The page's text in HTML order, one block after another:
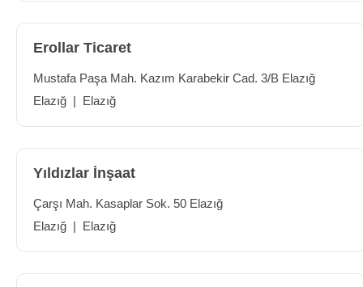
Erollar Ticaret
Mustafa Paşa Mah. Kazım Karabekir Cad. 3/B Elazığ
Elazığ | Elazığ
Yıldızlar İnşaat
Çarşı Mah. Kasaplar Sok. 50 Elazığ
Elazığ | Elazığ